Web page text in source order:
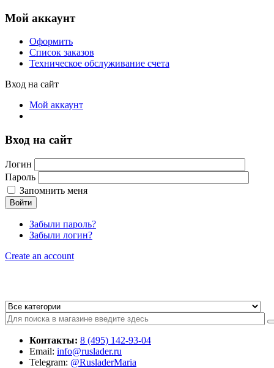
Мой аккаунт
Оформить
Список заказов
Техническое обслуживание счета
Вход на сайт
Мой аккаунт
Вход на сайт
Логин
Пароль
Запомнить меня
Войти
Забыли пароль?
Забыли логин?
Create an account
Контакты: 8 (495) 142-93-04
Email: info@ruslader.ru
Telegram: @RusladerMaria